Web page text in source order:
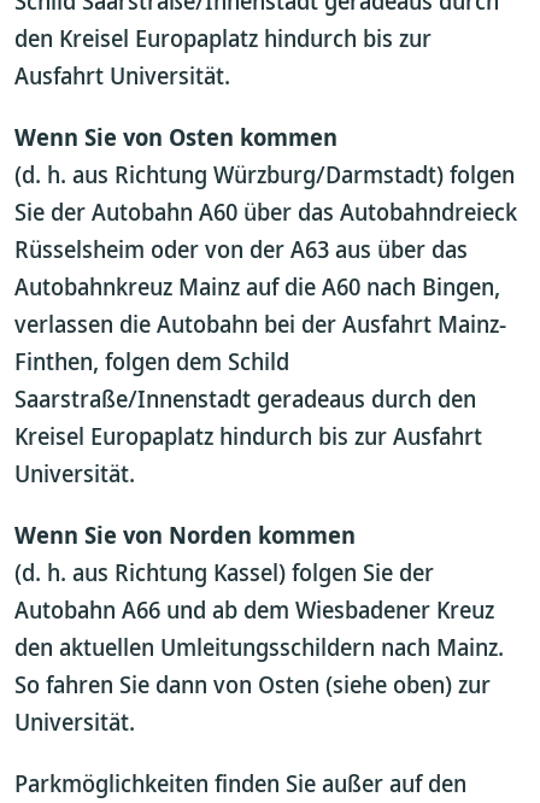
den Kreisel Europaplatz hindurch bis zur
Ausfahrt Universität.
Wenn Sie von Osten kommen
(d. h. aus Richtung Würzburg/Darmstadt) folgen
Sie der Autobahn A60 über das Autobahndreieck
Rüsselsheim oder von der A63 aus über das
Autobahnkreuz Mainz auf die A60 nach Bingen,
verlassen die Autobahn bei der Ausfahrt Mainz-
Finthen, folgen dem Schild
Saarstraße/Innenstadt geradeaus durch den
Kreisel Europaplatz hindurch bis zur Ausfahrt
Universität.
Wenn Sie von Norden kommen
(d. h. aus Richtung Kassel) folgen Sie der
Autobahn A66 und ab dem Wiesbadener Kreuz
den aktuellen Umleitungsschildern nach Mainz.
So fahren Sie dann von Osten (siehe oben) zur
Universität.
Parkmöglichkeiten finden Sie außer auf den